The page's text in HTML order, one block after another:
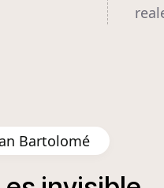
Bartolomé